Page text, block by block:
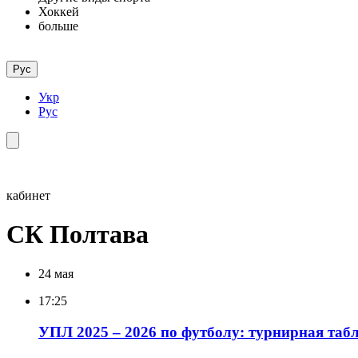
Хоккей
больше
Рус
Укр
Рус
кабинет
СК Полтава
24 мая
17:25
УПЛ 2025 – 2026 по футболу: турнирная